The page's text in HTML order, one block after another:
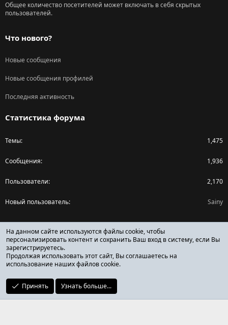
Общее количество посетителей может включать в себя скрытых
пользователей.
Что нового?
Новые сообщения
Новые сообщения профилей
Последняя активность
Статистика форума
Темы 1,475
Сообщения 1,936
Пользователи 2,170
Новый пользователь Sainy
Поделиться страницей
Facebook
X (Twitter)
Reddit
ОТЗЫВЫ ОНЛАЙН ФОРУМ
На данном сайте используются файлы cookie, чтобы
персонализировать контент и сохранить Ваш вход в систему, если Вы
зарегистрируетесь.
Продолжая использовать этот сайт, Вы соглашаетесь на
использование наших файлов cookie.
Принять Узнать больше...